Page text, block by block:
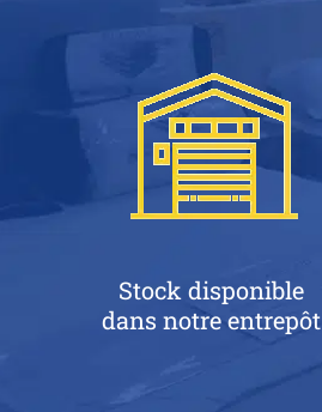
Stock disponible
dans notre entrepôt